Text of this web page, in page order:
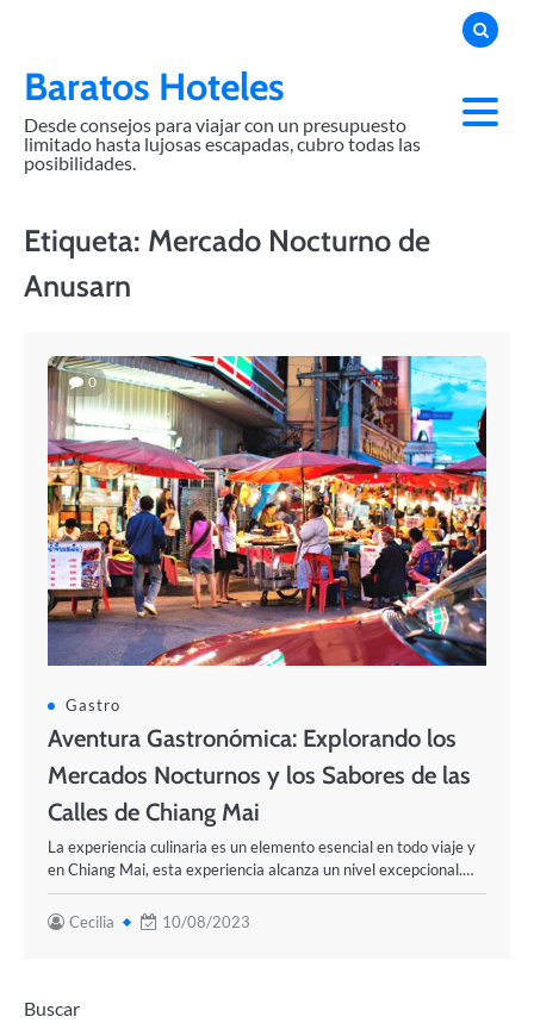
contentBaratos Hoteles
Desde consejos para viajar con un presupuesto
limitado hasta lujosas escapadas, cubro todas las
posibilidades.
Etiqueta: Mercado Nocturno de
Anusarn
0
Gastro
Aventura Gastronómica: Explorando los
Mercados Nocturnos y los Sabores de las
Calles de Chiang Mai
La experiencia culinaria es un elemento esencial en todo viaje y
en Chiang Mai, esta experiencia alcanza un nivel excepcional.…
Cecilia 10/08/2023
Buscar